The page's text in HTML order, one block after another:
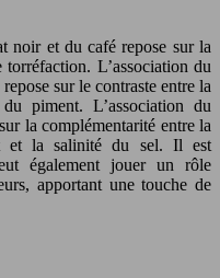
noir et du café repose sur la
L’association du
sur le contraste entre la
piment. L’association du
la complémentarité entre la
et la salinité du sel. Il est
également jouer un rôle
apportant une touche de